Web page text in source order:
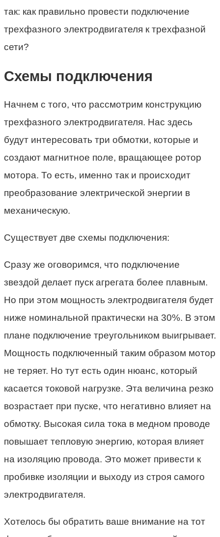
так: как правильно провести подключение
трехфазного электродвигателя к трехфазной
сети?
Схемы подключения
Начнем с того, что рассмотрим конструкцию
трехфазного электродвигателя. Нас здесь
будут интересовать три обмотки, которые и
создают магнитное поле, вращающее ротор
мотора. То есть, именно так и происходит
преобразование электрической энергии в
механическую.
Существует две схемы подключения:
Сразу же оговоримся, что подключение
звездой делает пуск агрегата более плавным.
Но при этом мощность электродвигателя будет
ниже номинальной практически на 30%. В этом
плане подключение треугольником выигрывает.
Мощность подключенный таким образом мотор
не теряет. Но тут есть один нюанс, который
касается токовой нагрузке. Эта величина резко
возрастает при пуске, что негативно влияет на
обмотку. Высокая сила тока в медном проводе
повышает тепловую энергию, которая влияет
на изоляцию провода. Это может привести к
пробивке изоляции и выходу из строя самого
электродвигателя.
Хотелось бы обратить ваше внимание на тот